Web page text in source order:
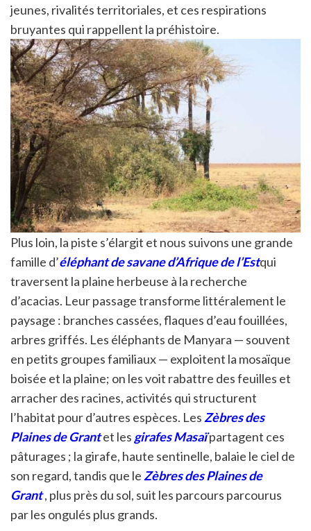
jeunes, rivalités territoriales, et ces respirations
bruyantes qui rappellent la préhistoire.
Plus loin, la piste s’élargit et nous suivons une grande
famille d’éléphant de savane d’Afrique de l’Estqui
traversent la plaine herbeuse à la recherche
d’acacias. Leur passage transforme littéralement le
paysage : branches cassées, flaques d’eau fouillées,
arbres griffés. Les éléphants de Manyara — souvent
en petits groupes familiaux — exploitent la mosaïque
boisée et la plaine; on les voit rabattre des feuilles et
arracher des racines, activités qui structurent
l’habitat pour d’autres espèces. Les Zèbres des
Plaines de Grantet les girafes Masaïpartagent ces
pâturages ; la girafe, haute sentinelle, balaie le ciel de
son regard, tandis que le Zèbres des Plaines de
Grant, plus près du sol, suit les parcours parcourus
par les ongulés plus grands.